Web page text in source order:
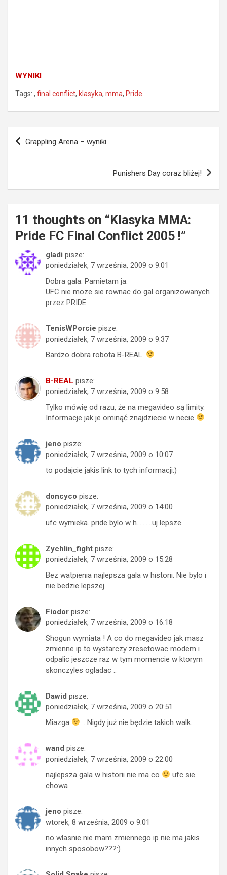
WYNIKI
Tags: , final conflict, klasyka, mma, Pride
Nawigacja
wpisu
Grappling Arena – wyniki
Punishers Day coraz bliżej!
11 thoughts on “ Klasyka MMA:
Pride FC Final Conflict 2005 !”
gladi pisze:
poniedziałek, 7 września, 2009 o 9:01
Dobra gala. Pamietam ja.
UFC nie moze sie rownac do gal organizowanych
przez PRIDE.
TenisWPorcie pisze:
poniedziałek, 7 września, 2009 o 9:37
Bardzo dobra robota B-REAL.
B-REAL pisze:
poniedziałek, 7 września, 2009 o 9:58
Tylko mówię od razu, że na megavideo są limity.
Informacje jak je ominąć znajdziecie w necie
jeno pisze:
poniedziałek, 7 września, 2009 o 10:07
to podajcie jakis link to tych informacji:)
doncyco pisze:
poniedziałek, 7 września, 2009 o 14:00
ufc wymieka. pride bylo w h……….uj lepsze.
Zychlin_fight pisze:
poniedziałek, 7 września, 2009 o 15:28
Bez watpienia najlepsza gala w historii. Nie bylo i
nie bedzie lepszej.
Fiodor pisze:
poniedziałek, 7 września, 2009 o 16:18
Shogun wymiata ! A co do megavideo jak masz
zmienne ip to wystarczy zresetowac modem i
odpalic jeszcze raz w tym momencie w ktorym
skonczyles ogladac ..
Dawid pisze:
poniedziałek, 7 września, 2009 o 20:51
Miazga
.. Nigdy już nie będzie takich walk..
wand pisze:
poniedziałek, 7 września, 2009 o 22:00
najlepsza gala w historii nie ma co
ufc sie
chowa
jeno pisze:
wtorek, 8 września, 2009 o 9:01
no wlasnie nie mam zmiennego ip nie ma jakis
innych sposobow???:)